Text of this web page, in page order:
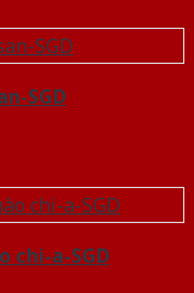
SGD
chi-a-SGD